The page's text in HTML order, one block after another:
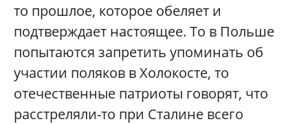
то прошлое, которое обеляет и
подтверждает настоящее. То в Польше
попытаются запретить упоминать об
участии поляков в Холокосте, то
отечественные патриоты говорят, что
расстреляли-то при Сталине всего